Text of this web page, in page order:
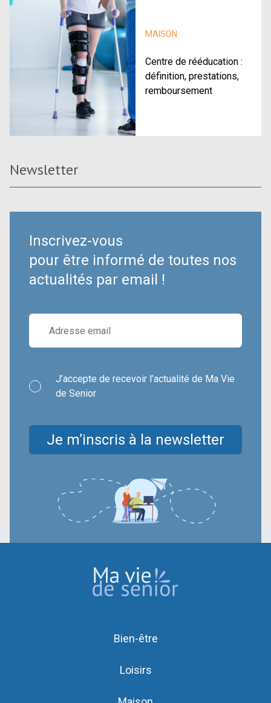
MAISON
Centre de rééducation :
définition, prestations,
remboursement
Newsletter
Inscrivez-vous
pour être informé de toutes nos
actualités par email !
J’accepte de recevoir l’actualité de Ma Vie
de Senior
Je m’inscris à la newsletter
Bien-être
Loisirs